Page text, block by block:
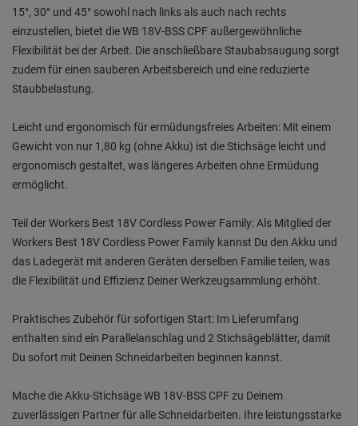
15°, 30° und 45° sowohl nach links als auch nach rechts
einzustellen, bietet die WB 18V-BSS CPF außergewöhnliche
Flexibilität bei der Arbeit. Die anschließbare Staubabsaugung sorgt
zudem für einen sauberen Arbeitsbereich und eine reduzierte
Staubbelastung.
Leicht und ergonomisch für ermüdungsfreies Arbeiten: Mit einem
Gewicht von nur 1,80 kg (ohne Akku) ist die Stichsäge leicht und
ergonomisch gestaltet, was längeres Arbeiten ohne Ermüdung
ermöglicht.
Teil der Workers Best 18V Cordless Power Family: Als Mitglied der
Workers Best 18V Cordless Power Family kannst Du den Akku und
das Ladegerät mit anderen Geräten derselben Familie teilen, was
die Flexibilität und Effizienz Deiner Werkzeugsammlung erhöht.
Praktisches Zubehör für sofortigen Start: Im Lieferumfang
enthalten sind ein Parallelanschlag und 2 Stichsägeblätter, damit
Du sofort mit Deinen Schneidarbeiten beginnen kannst.
Mache die Akku-Stichsäge WB 18V-BSS CPF zu Deinem
zuverlässigen Partner für alle Schneidarbeiten. Ihre leistungsstarke